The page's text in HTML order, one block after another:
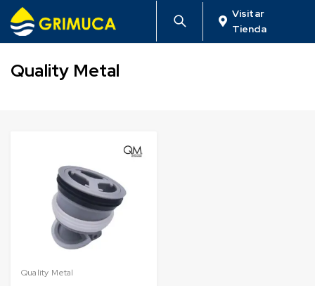
Visitar
Tienda
Quality Metal
Quality Metal